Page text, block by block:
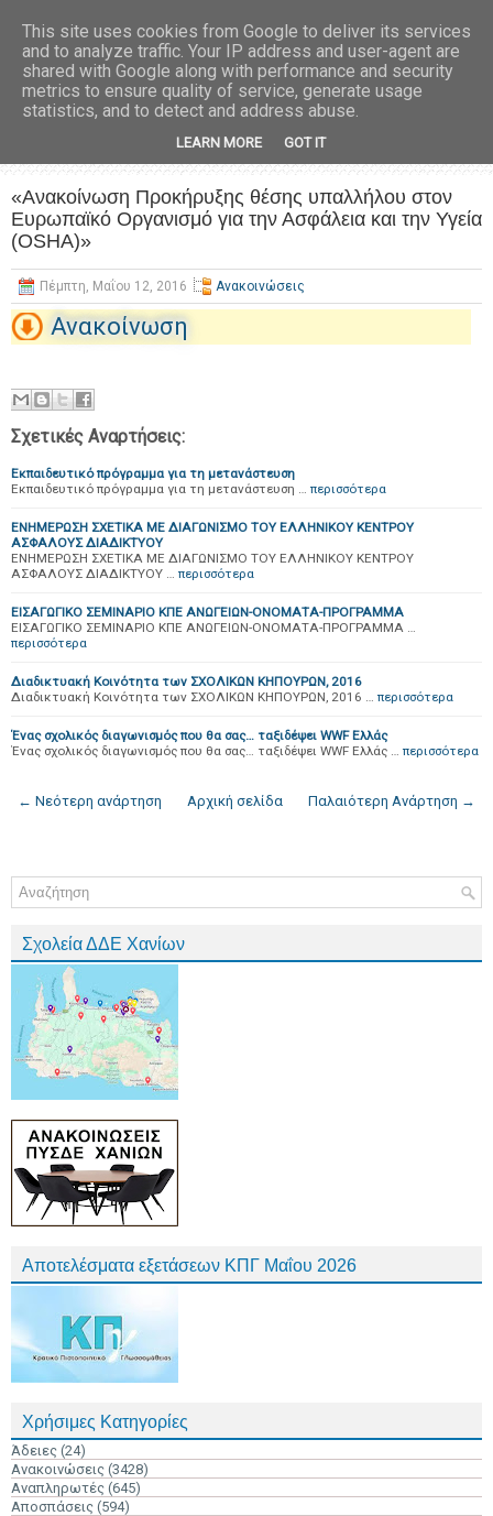
«Ανακοίνωση Προκήρυξης θέσης υπαλλήλου στον
Ευρωπαϊκό Οργανισμό για την Ασφάλεια και την Υγεία
(OSHA)»
Πέμπτη, Μαΐου 12, 2016 Ανακοινώσεις
Ανακοίνωση
Σχετικές Αναρτήσεις:
Εκπαιδευτικό πρόγραμμα για τη μετανάστευση
Εκπαιδευτικό πρόγραμμα για τη μετανάστευση … περισσότερα
ΕΝΗΜΕΡΩΣΗ ΣΧΕΤΙΚΑ ΜΕ ΔΙΑΓΩΝΙΣΜΟ ΤΟΥ ΕΛΛΗΝΙΚΟΥ ΚΕΝΤΡΟΥ
ΑΣΦΑΛΟΥΣ ΔΙΑΔΙΚΤΥΟΥ
ΕΝΗΜΕΡΩΣΗ ΣΧΕΤΙΚΑ ΜΕ ΔΙΑΓΩΝΙΣΜΟ ΤΟΥ ΕΛΛΗΝΙΚΟΥ ΚΕΝΤΡΟΥ
ΑΣΦΑΛΟΥΣ ΔΙΑΔΙΚΤΥΟΥ … περισσότερα
ΕΙΣΑΓΩΓΙΚΟ ΣΕΜΙΝΑΡΙΟ ΚΠΕ ΑΝΩΓΕΙΩΝ-ΟΝΟΜΑΤΑ-ΠΡΟΓΡΑΜΜΑ
ΕΙΣΑΓΩΓΙΚΟ ΣΕΜΙΝΑΡΙΟ ΚΠΕ ΑΝΩΓΕΙΩΝ-ΟΝΟΜΑΤΑ-ΠΡΟΓΡΑΜΜΑ …
περισσότερα
Διαδικτυακή Κοινότητα των ΣΧΟΛΙΚΩΝ ΚΗΠΟΥΡΩΝ, 2016
Διαδικτυακή Κοινότητα των ΣΧΟΛΙΚΩΝ ΚΗΠΟΥΡΩΝ, 2016 … περισσότερα
Ένας σχολικός διαγωνισμός που θα σας… ταξιδέψει WWF Ελλάς
Ένας σχολικός διαγωνισμός που θα σας… ταξιδέψει WWF Ελλάς … περισσότερα
← Νεότερη ανάρτηση Παλαιότερη Ανάρτηση →
Αρχική σελίδα
Σχολεία ΔΔΕ Χανίων
Αποτελέσματα εξετάσεων ΚΠΓ Μαΐου 2026
Χρήσιμες Κατηγορίες
Άδειες (24)
Ανακοινώσεις (3428)
Αναπληρωτές (645)
Αποσπάσεις (594)
This site uses cookies from Google to deliver its services
and to analyze traffic. Your IP address and user-agent are
shared with Google along with performance and security
metrics to ensure quality of service, generate usage
statistics, and to detect and address abuse.
LEARN MORE GOT IT